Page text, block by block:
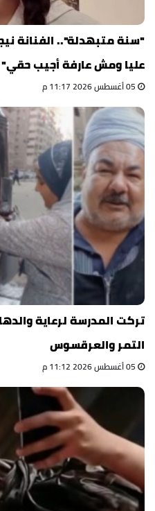
"سنة متبهدلة".. الفنانة
عليا ومش عارفة أجيب حقي"
تركت المدرسة لرعاية
التمر والعرقسوس